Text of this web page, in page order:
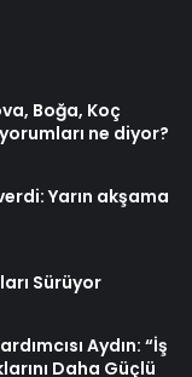
Boğa, Koç
yorumları ne diyor?
Yarın akşama
Sürüyor
Aydın: “İş
Daha Güçlü